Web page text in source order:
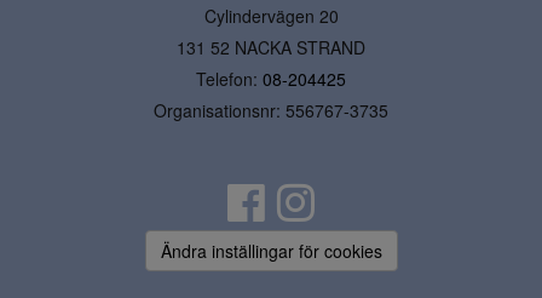
Cylindervägen 20
131 52 NACKA STRAND
Telefon: 08-204425
Organisationsnr: 556767-3735
Ändra inställingar för cookies